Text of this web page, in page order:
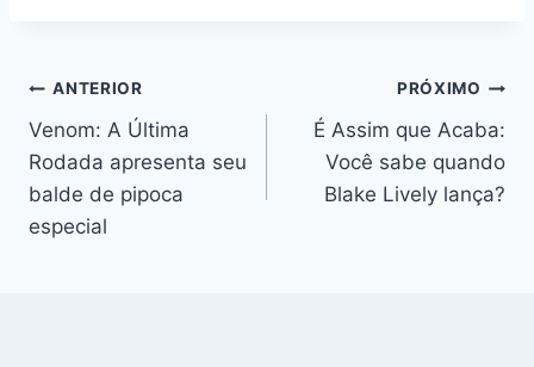
Navegação
de
Post
ANTERIOR
Venom: A Última
Rodada apresenta seu
balde de pipoca
especial
PRÓXIMO
É Assim que Acaba:
Você sabe quando
Blake Lively lança?